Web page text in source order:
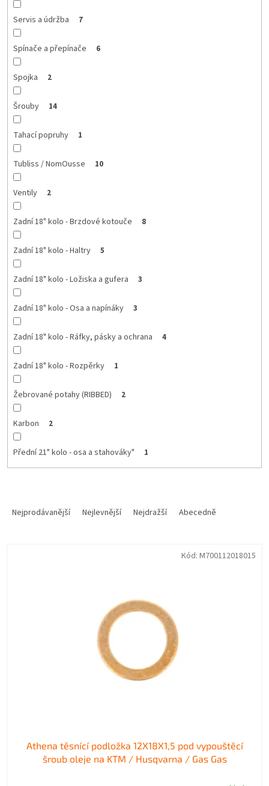
Servis a údržba 7
Spínače a přepínače 6
Spojka 2
Šrouby 14
Tahací popruhy 1
Tubliss / NomOusse 10
Ventily 2
Zadní 18" kolo - Brzdové kotouče 8
Zadní 18" kolo - Haltry 5
Zadní 18" kolo - Ložiska a gufera 3
Zadní 18" kolo - Osa a napínáky 3
Zadní 18" kolo - Ráfky, pásky a ochrana 4
Zadní 18" kolo - Rozpěrky 1
Žebrované potahy (RIBBED) 2
Karbon 2
Přední 21" kolo - osa a stahováky" 1
Nejprodávanější Nejlevnější Nejdražší Abecedně
Athena těsnící podložka 12X18X1,5 pod vypouštěcí
šroub oleje na KTM / Husqvarna / Gas Gas
Kód: M700112018015